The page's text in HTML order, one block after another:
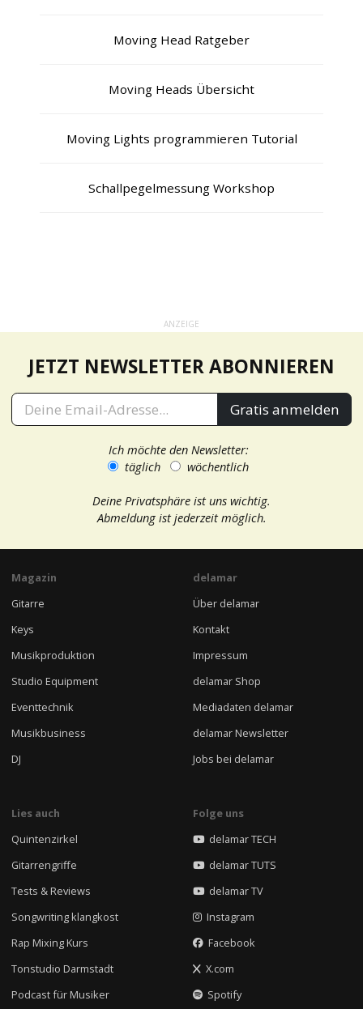
Moving Head Ratgeber
Moving Heads Übersicht
Moving Lights programmieren Tutorial
Schallpegelmessung Workshop
ANZEIGE
JETZT NEWSLETTER ABONNIEREN
Gratis anmelden
Ich möchte den Newsletter:
täglich
wöchentlich
Deine Privatsphäre ist uns wichtig.
Abmeldung ist jederzeit möglich.
Magazin
Gitarre
Keys
Musikproduktion
Studio Equipment
Eventtechnik
Musikbusiness
DJ
delamar
Über delamar
Kontakt
Impressum
delamar Shop
Mediadaten delamar
delamar Newsletter
Jobs bei delamar
Lies auch
Quintenzirkel
Gitarrengriffe
Tests & Reviews
Songwriting klangkost
Rap Mixing Kurs
Tonstudio Darmstadt
Podcast für Musiker
Folge uns
delamar TECH
delamar TUTS
delamar TV
Instagram
Facebook
X.com
Spotify